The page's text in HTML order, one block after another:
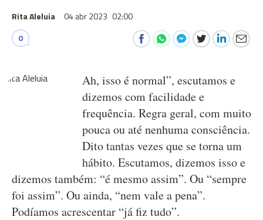
Rita Aleluia 04 abr 2023 02:00
0
Ah, isso é normal”, escutamos e
dizemos com facilidade e
frequência. Regra geral, com muito
pouca ou até nenhuma consciência.
Dito tantas vezes que se torna um
hábito. Escutamos, dizemos isso e
dizemos também: “é mesmo assim”. Ou “sempre
foi assim”. Ou ainda, “nem vale a pena”.
Podíamos acrescentar “já fiz tudo”.